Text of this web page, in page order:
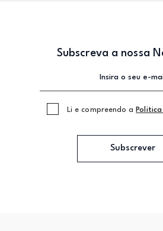
Subscreva a nossa
Li e compreendo a
Subscrever